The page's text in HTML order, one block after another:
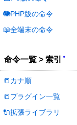
🐘PHP版の命令
📖全端末の命令
命令一覧 > 索引 *
📒カナ順
📒プラグイン一覧
🔌拡張ライブラリ